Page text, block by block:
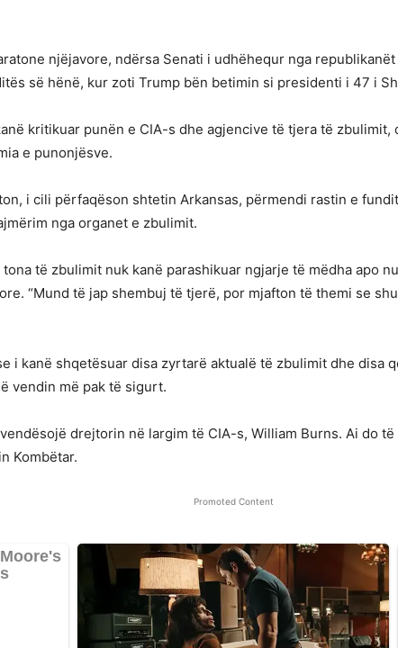
njëjavore, ndërsa Senati i udhëhequr nga
së hënë, kur zoti Trump bën betimin si presidenti i 47 i
kritikuar punën e CIA-s dhe agjencive të tjera të
e punonjësve.
i cili përfaqëson shtetin Arkansas, përmendi rastin e
nga organet e zbulimit.
të zbulimit nuk kanë parashikuar ngjarje të mëdha apo
“Mund të jap shembuj të tjerë, por mjafton të themi se
kanë shqetësuar disa zyrtarë aktualë të zbulimit dhe disa
vendin më pak të sigurt.
drejtorin në largim të CIA-s, William Burns. Ai do
Kombëtar.
Promoted Content